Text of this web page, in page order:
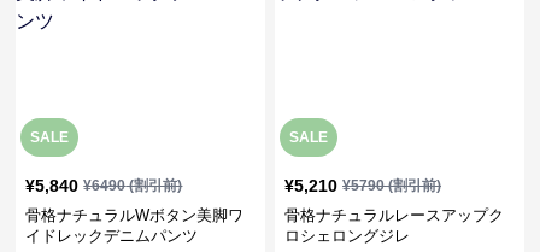
SALE
¥5,840 ¥6490(割引前)
骨格ナチュラルWボタン美脚ワ
イドレックデニムパンツ
SALE
¥5,210 ¥5790(割引前)
骨格ナチュラルレースアップク
ロシェロングジレ